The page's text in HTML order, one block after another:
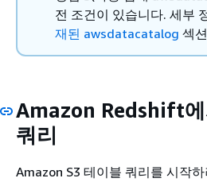
전 조건이 있습니다. 세부
재된 awsdatacatalog 섹
Amazon Redshift
쿼리
Amazon S3 테이블 쿼리를 시작